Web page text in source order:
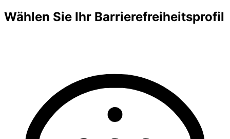
Wählen Sie Ihr Barrierefreiheitsprofil